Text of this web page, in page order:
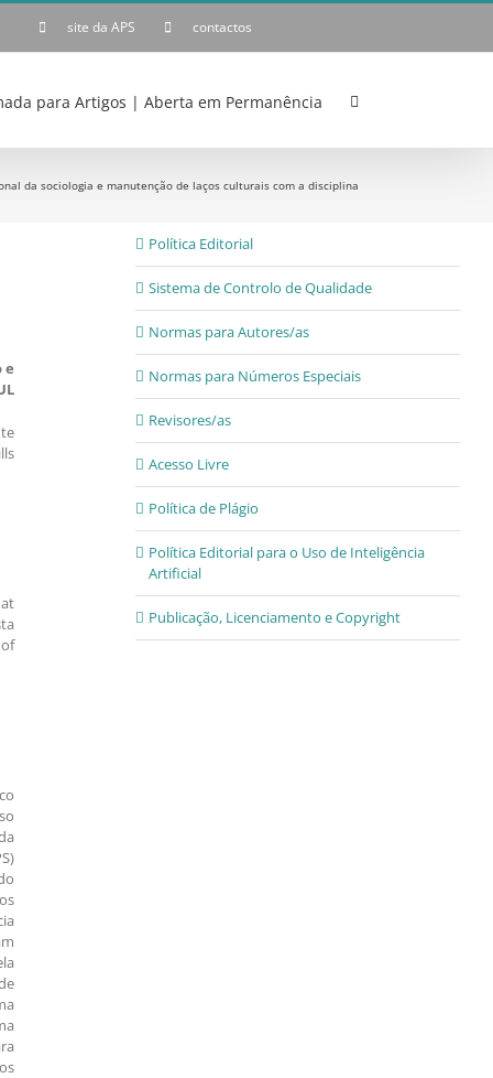
site da APS contactos
para Artigos | Aberta em Permanência
da sociologia e manutenção de laços culturais com a disciplina
e
Política Editorial
Sistema de Controlo de Qualidade
Normas para Autores/as
Normas para Números Especiais
Revisores/as
Acesso Livre
Política de Plágio
Política Editorial para o Uso de Inteligência
Artificial
Publicação, Licenciamento e Copyright